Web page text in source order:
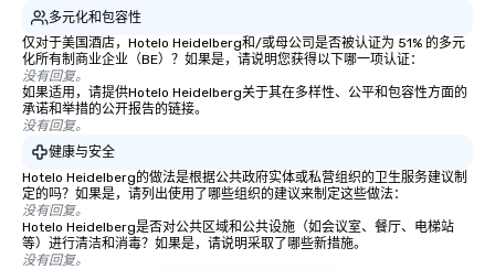
多元化和包容性
仅对于美国酒店，Hotelo Heidelberg和/或母公司是否被认证为 51% 的多元
化所有制商业企业（BE）？如果是，请说明您获得以下哪一项认证：
没有回复。
如果适用，请提供Hotelo Heidelberg关于其在多样性、公平和包容性方面的
承诺和举措的公开报告的链接。
没有回复。
健康与安全
Hotelo Heidelberg的做法是根据公共政府实体或私营组织的卫生服务建议制
定的吗？如果是，请列出使用了哪些组织的建议来制定这些做法：
没有回复。
Hotelo Heidelberg是否对公共区域和公共设施（如会议室、餐厅、电梯站
等）进行清洁和消毒？如果是，请说明采取了哪些新措施。
没有回复。